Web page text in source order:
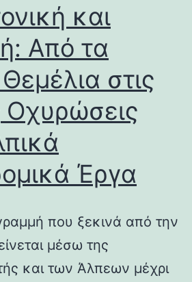
και
Από τα
στις
Οχυρώσεις
Έργα
που ξεκινά από την
μέσω της
και των Άλπεων μέχρι